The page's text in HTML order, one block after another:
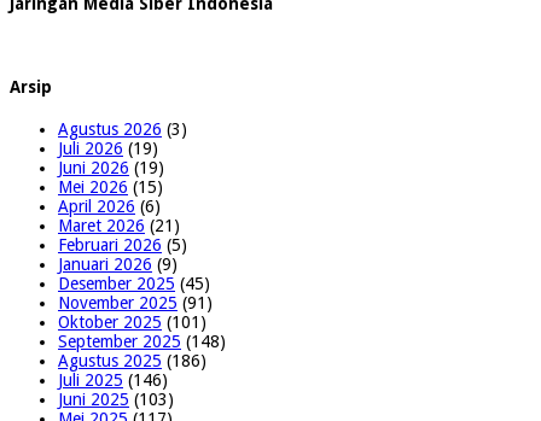
Arsip
Agustus 2026 (3)
Juli 2026 (19)
Juni 2026 (19)
Mei 2026 (15)
April 2026 (6)
Maret 2026 (21)
Februari 2026 (5)
Januari 2026 (9)
Desember 2025 (45)
November 2025 (91)
Oktober 2025 (101)
September 2025 (148)
Agustus 2025 (186)
Juli 2025 (146)
Juni 2025 (103)